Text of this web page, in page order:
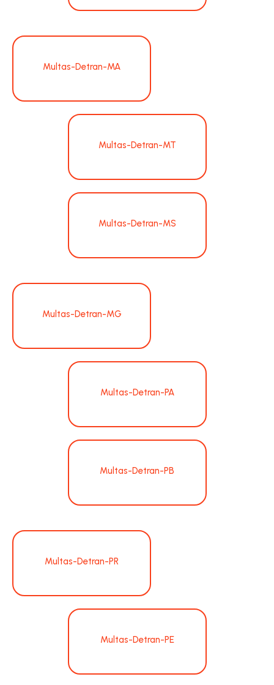
Multas-Detran-MA
Multas-Detran-MT
Multas-Detran-MS
Multas-Detran-MG
Multas-Detran-PA
Multas-Detran-PB
Multas-Detran-PR
Multas-Detran-PE